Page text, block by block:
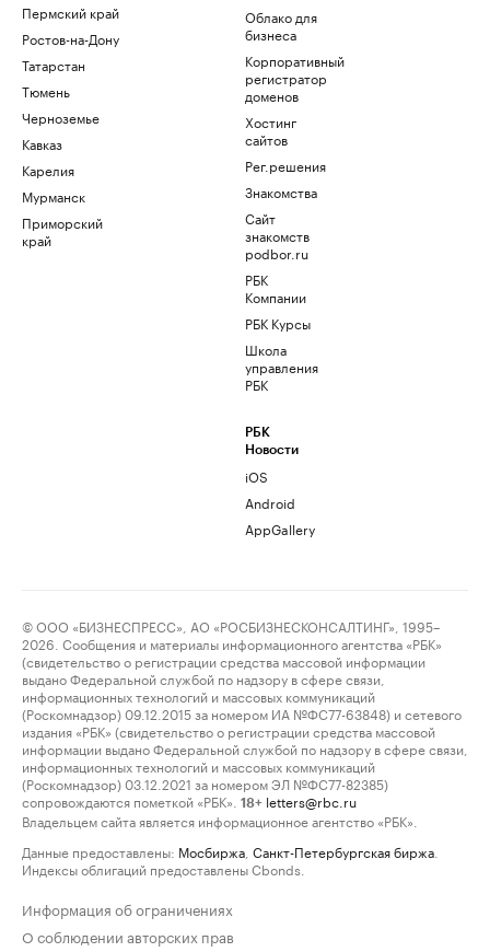
Пермский край
Ростов-на-Дону
Татарстан
Тюмень
Черноземье
Кавказ
Карелия
Мурманск
Приморский
край
Облако для
бизнеса
Корпоративный
регистратор
доменов
Хостинг
сайтов
Рег.решения
Знакомства
Сайт
знакомств
podbor.ru
РБК
Компании
РБК Курсы
Школа
управления
РБК
РБК
Новости
iOS
Android
AppGallery
© ООО «БИЗНЕСПРЕСС», АО «РОСБИЗНЕСКОНСАЛТИНГ», 1995–
2026. Сообщения и материалы информационного агентства «РБК»
(свидетельство о регистрации средства массовой информации
выдано Федеральной службой по надзору в сфере связи,
информационных технологий и массовых коммуникаций
(Роскомнадзор) 09.12.2015 за номером ИА №ФС77-63848) и сетевого
издания «РБК» (свидетельство о регистрации средства массовой
информации выдано Федеральной службой по надзору в сфере связи,
информационных технологий и массовых коммуникаций
(Роскомнадзор) 03.12.2021 за номером ЭЛ №ФС77-82385)
сопровождаются пометкой «РБК».
18+ letters@rbc.ru
Владельцем сайта является информационное агентство «РБК».
Данные предоставлены: Мосбиржа Санкт-Петербургская биржа
Индексы облигаций предоставлены Cbonds.
Информация об ограничениях
О соблюдении авторских прав